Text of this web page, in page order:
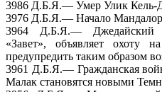
3986 Д.Б.Я.— Умер Улик Кель-
3976 Д.Б.Я.— Начало
3964 Д.Б.Я.—Джедайский
«Завет», объявляет охоту
предупредить таким образом
3961 Д.Б.Я.—Гражданская
Малак становятся новыми